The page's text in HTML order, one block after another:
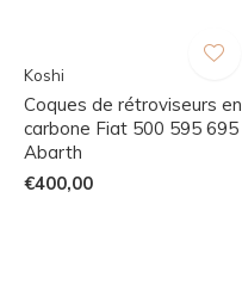
Koshi
Coques de rétroviseurs en
carbone Fiat 500 595 695
Abarth
€400,00